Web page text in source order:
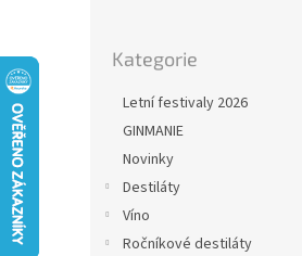
kategorie
Kategorie
Letní festivaly 2026
GINMANIE
Novinky
Destiláty
Víno
Ročníkové destiláty